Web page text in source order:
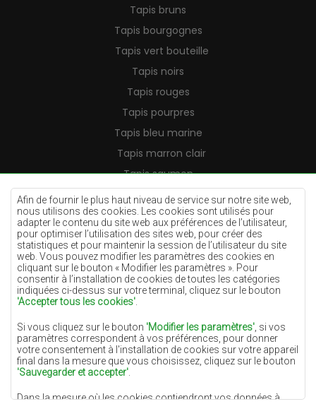
Afin de fournir le plus haut niveau de service sur notre site web,
nous utilisons des cookies. Les cookies sont utilisés pour
adapter le contenu du site web aux préférences de l’utilisateur,
pour optimiser l’utilisation des sites web, pour créer des
statistiques et pour maintenir la session de l’utilisateur du site
web. Vous pouvez modifier les paramètres des cookies en
cliquant sur le bouton « Modifier les paramètres ». Pour
consentir à l’installation de cookies de toutes les catégories
indiquées ci-dessus sur votre terminal, cliquez sur le bouton
'Accepter tous les cookies'
Si vous cliquez sur le bouton 'Modifier les paramètres' , si vos
paramètres correspondent à vos préférences, pour donner
votre consentement à l'installation de cookies sur votre appareil
final dans la mesure que vous choisissez, cliquez sur le bouton
'Sauvegarder et accepter'
Dans la mesure où les cookies contiendront vos données à
Tapis bruns
Tapis bourgognes
Tapis vert bouteille
Tapis noirs
Tapis rouges
Tapis pourpres
Tapis bleu marine
Tapis marron clair
Tapis saumon
Tapis crème
Tapis lilas
Tapis jaunes
Tapis menthe
Tapis bleus
Tapis oranges
Tapis gris
Tapis terre cuite
Tapis dorés